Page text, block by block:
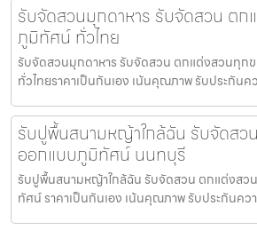
รับจัดสวนมุกดาหาร รับจัดสวน ตก
ภูมิทัศน์ ทั่วไทย
รับจัดสวนมุกดาหาร รับจัดสวน ตกแต่งสวนทุ
ทั่วไทยราคาเป็นกันเอง เน้นคุณภาพ รับประกัน
รับปูพื้นสนามหญ้าใกล้ฉัน รับจัดสว
ออกแบบภูมิทัศน์ นนทบุรี
รับปูพื้นสนามหญ้าใกล้ฉัน รับจัดสวน ตกแต่งส
ทัศน์ ราคาเป็นกันเอง เน้นคุณภาพ รับประกันค